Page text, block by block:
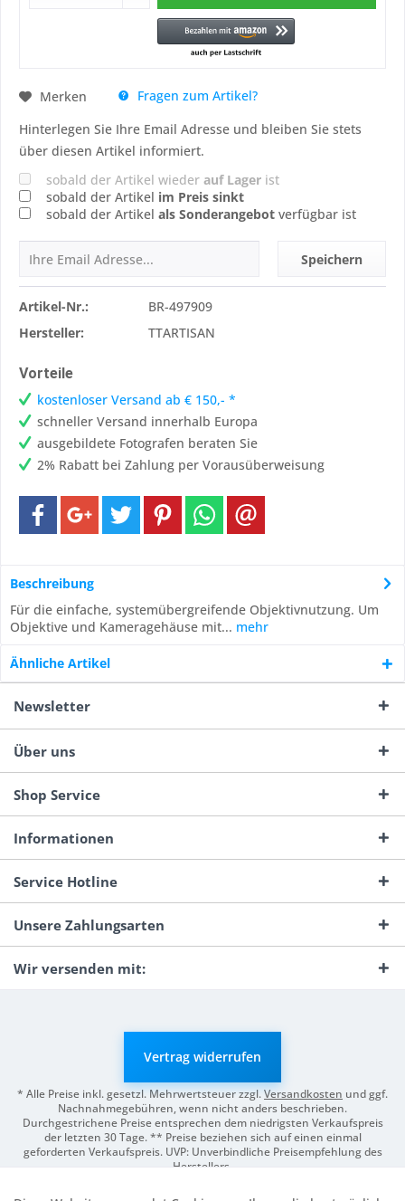
Merken
Fragen zum Artikel?
Hinterlegen Sie Ihre Email Adresse und bleiben Sie stets
über diesen Artikel informiert.
sobald der Artikel wieder auf Lager ist
sobald der Artikel im Preis sinkt
sobald der Artikel als Sonderangebot verfügbar ist
Speichern
Artikel-Nr.:
BR-497909
Hersteller:
TTARTISAN
Vorteile
kostenloser Versand ab € 150,- *
schneller Versand innerhalb Europa
ausgebildete Fotografen beraten Sie
2% Rabatt bei Zahlung per Vorausüberweisung
Beschreibung
Für die einfache, systemübergreifende Objektivnutzung. Um
Objektive und Kameragehäuse mit... mehr
Ähnliche Artikel
Newsletter
Über uns
Shop Service
Informationen
Service Hotline
Unsere Zahlungsarten
Wir versenden mit:
Vertrag widerrufen
* Alle Preise inkl. gesetzl. Mehrwertsteuer zzgl.Versandkosten und ggf.
Nachnahmegebühren, wenn nicht anders beschrieben.
Durchgestrichene Preise entsprechen dem niedrigsten Verkaufspreis
der letzten 30 Tage. ** Preise beziehen sich auf einen einmal
geforderten Verkaufspreis. UVP: Unverbindliche Preisempfehlung des
Herstellers.